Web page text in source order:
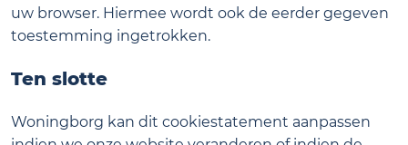
uw browser. Hiermee wordt ook de eerder gegeven
toestemming ingetrokken.
Ten slotte
Woningborg kan dit cookiestatement aanpassen